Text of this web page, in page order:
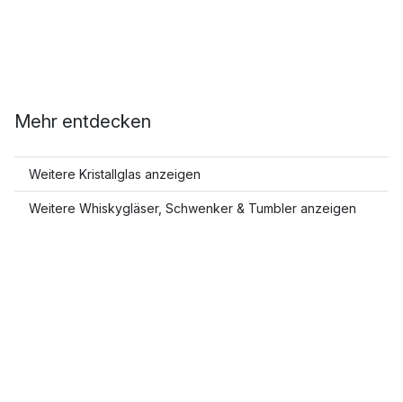
Mehr entdecken
Weitere Kristallglas anzeigen
Weitere Whiskygläser, Schwenker & Tumbler anzeigen